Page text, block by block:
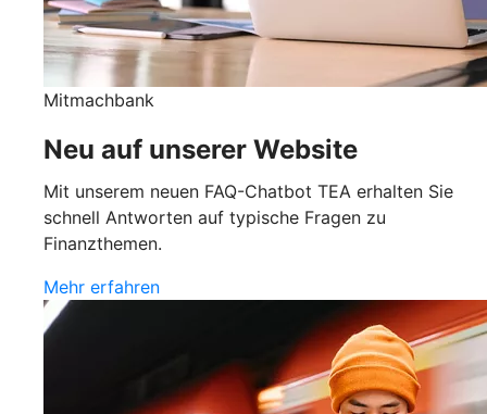
Mitmachbank
Neu auf unserer Website
Mit unserem neuen FAQ-Chatbot TEA erhalten Sie
schnell Antworten auf typische Fragen zu
Finanzthemen.
Mehr erfahren